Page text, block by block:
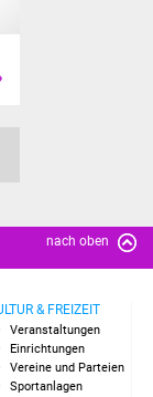
Vergabe
nach oben
& FREIZEIT
Veranstaltungen
Einrichtungen
Vereine und Parteien
Sportanlagen